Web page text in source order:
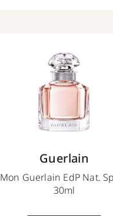
Guerlain
Mon Guerlain EdP Nat.
30ml